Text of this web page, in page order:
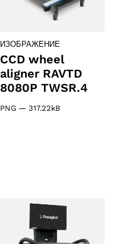
ИЗОБРАЖЕНИЕ
CCD wheel
aligner RAVTD
8080P TWSR.4
PNG — 317.22kB